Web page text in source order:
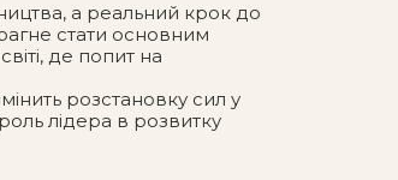
а реальний крок до
стати основним
де попит на
розстановку сил у
роль лідера в розвитку